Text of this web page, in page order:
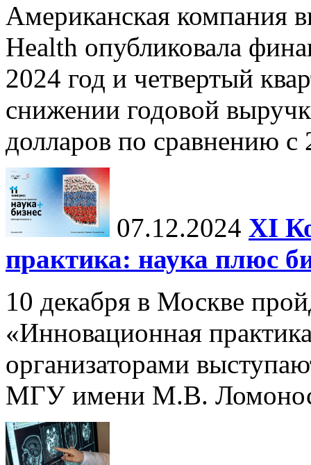
Американская компания
Health опубликовала
2024 год и четвертый
снижении годовой
долларов по сравнению с
07.12.2024 ХI
практика: наука плюс
10 декабря в Москве
«Инновационная
организаторами
МГУ имени М.В.